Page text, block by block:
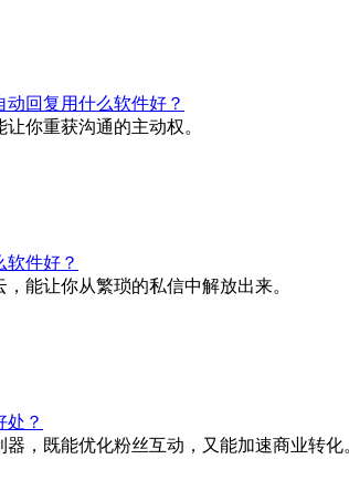
回复用什么软件好？
你重获沟通的主动权。
件好？
能让你从繁琐的私信中解放出来。
处？
，既能优化粉丝互动，又能加速商业转化